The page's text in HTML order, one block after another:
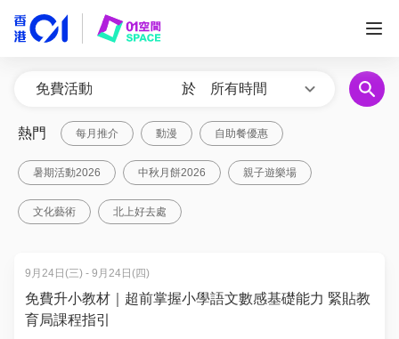
於 所有時間
熱門 每月推介 動漫 自助餐優惠
暑期活動2026 中秋月餅2026 親子遊樂場
文化藝術 北上好去處
9月24日(三) - 9月24日(四)
免費升小教材｜超前掌握小學語文數感基礎能力 緊貼教
育局課程指引